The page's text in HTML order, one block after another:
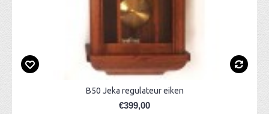
B50 Jeka regulateur eiken
€399,00